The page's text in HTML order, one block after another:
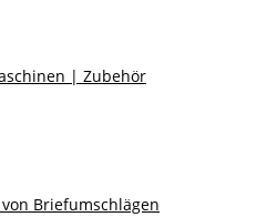
| Zubehör
Briefumschlägen